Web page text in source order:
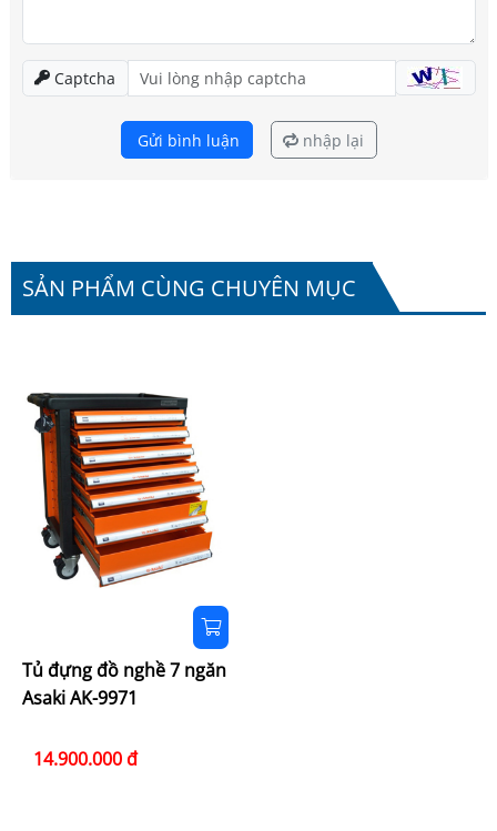
Captcha
Gửi bình luận nhập lại
SẢN PHẨM CÙNG CHUYÊN MỤC
Tủ đựng đồ nghề 7 ngăn
Asaki AK-9971
14.900.000 đ